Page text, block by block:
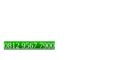
0812 9567 7900